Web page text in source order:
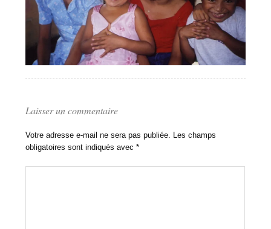
Laisser un commentaire
Votre adresse e-mail ne sera pas publiée. Les champs
obligatoires sont indiqués avec*